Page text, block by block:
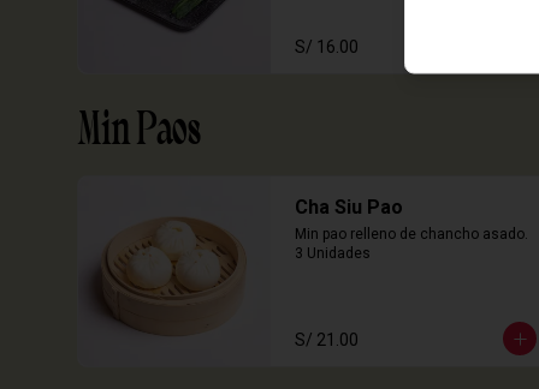
S/ 16.00
Min Paos
Cha Siu Pao
Min pao relleno de chancho asado.
3 Unidades
S/ 21.00